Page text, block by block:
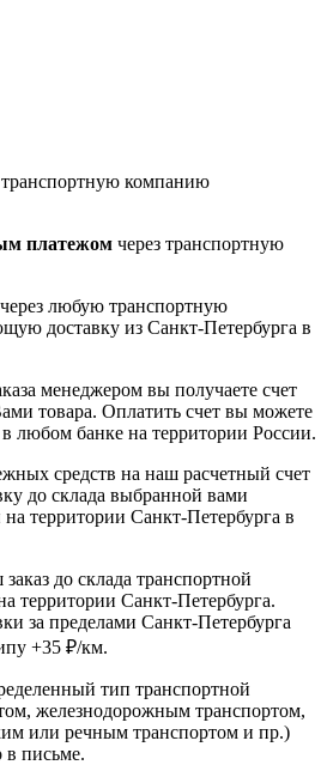
транспортную компанию
платежом через транспортную
через любую транспортную
доставку из Санкт-Петербурга в
менеджером вы получаете счет
товара. Оплатить счет вы можете
в любом банке на территории России.
средств на наш расчетный счет
до склада выбранной вами
территории Санкт-Петербурга в
до склада транспортной
территории Санкт-Петербурга.
за пределами Санкт-Петербурга
+35 ₽/км.
тип транспортной
железнодорожным транспортом,
или речным транспортом и пр.)
в письме.